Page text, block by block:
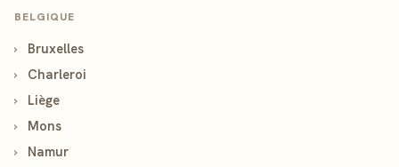
BELGIQUE
›
Bruxelles
›
Charleroi
›
Liège
›
Mons
›
Namur